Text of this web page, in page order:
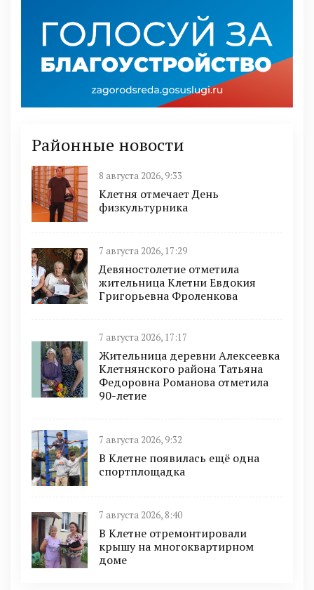
Районные новости
8 августа 2026, 9:33
Клетня отмечает День
физкультурника
7 августа 2026, 17:29
Девяностолетие отметила
жительница Клетни Евдокия
Григорьевна Фроленкова
7 августа 2026, 17:17
Жительница деревни Алексеевка
Клетнянского района Татьяна
Федоровна Романова отметила
90-летие
7 августа 2026, 9:32
В Клетне появилась ещё одна
спортплощадка
7 августа 2026, 8:40
В Клетне отремонтировали
крышу на многоквартирном
доме